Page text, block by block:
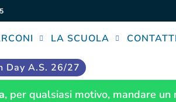
LA SCUOLA CONTATTI
Day A.S. 26/27
, per qualsiasi motivo, mandare